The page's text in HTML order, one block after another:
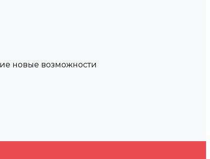
новые возможности